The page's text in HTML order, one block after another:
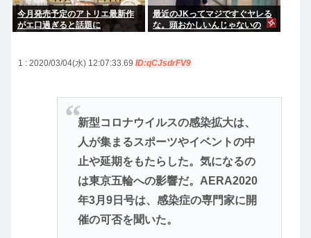
今月発売予定のアトリエ最新作
がエ口過ぎると話題に
最近のJKってマジですぐヤレる
な。頭おかしいんじゃないの
1 : 2020/03/04(水) 12:07:33.69 ID:qCJsdrFV9
新型コロナウイルスの感染拡大は、
人が集まるスポーツやイベントの中
止や延期をもたらした。気になるの
は東京五輪への影響だ。AERA2020
年3月9日号は、感染症の専門家に開
催の可否を聞いた。